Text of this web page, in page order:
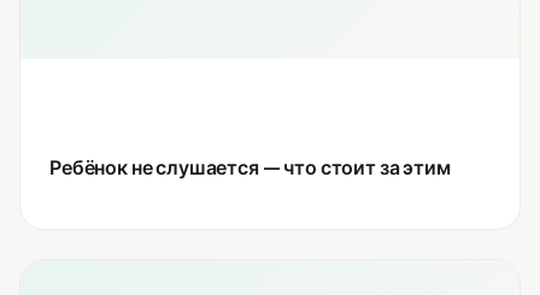
Ребёнок не слушается — что стоит за этим